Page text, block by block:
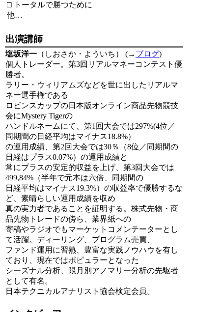
□ トータルで勝つために
他…
出演講師
塩坂洋一 （しおさか・よういち） (→ ブログ)
個人トレーダー。第3回リアルマネーコンテスト優
勝者。
ラリー・ウィリアムズなどを世に出したリアルマ
ネー選手権である
ロビンスカップの日本版オンライン商品先物競技
会にMystery Tigerの
ハンドルネームにて、第1回大会では297%(4位／
同期間の日経平均はマイナス18.8%）
の運用成績、第2回大会では30％（8位／同期間の
日経はプラス0.07%）の運用成績と
常にプラスの安定的収益を上げ、第3回大会では
499,84%（半年で元本は六倍、同期間の
日経平均はマイナス19.3%）の収益率で優勝するな
ど、素晴らしい運用成績を収め
真の実力者であることを証明する。株式先物・商
品先物トレードの傍ら、業界紙への
寄稿やラジオでもマーケットコメンテーターとし
て活躍。ディーリング、プログラム売買、
ファンド運用に習熟、豊富な実践ノウハウを有し
ており、現在ではポピュラーとなった
シーズナル分析、限月別アノマリー分析の先駆者
として有名。
日本テクニカルアナリスト協会検定会員。